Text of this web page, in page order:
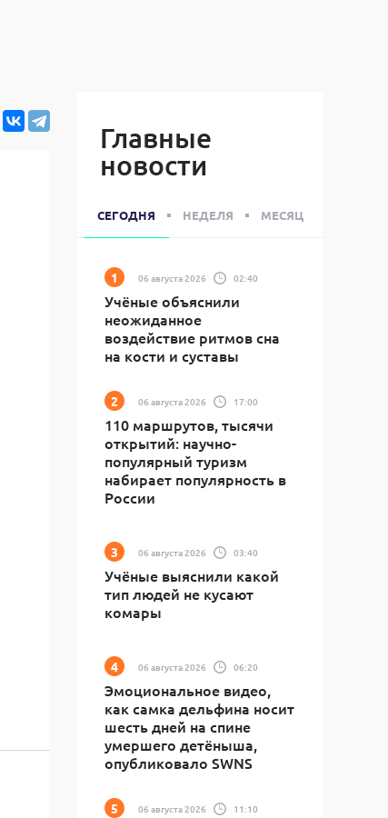
Главные
новости
СЕГОДНЯ НЕДЕЛЯ МЕСЯЦ
06 августа 2026 02:40
Учёные объяснили
неожиданное
воздействие ритмов сна
на кости и суставы
06 августа 2026 17:00
110 маршрутов, тысячи
открытий: научно-
популярный туризм
набирает популярность в
России
06 августа 2026 03:40
Учёные выяснили какой
тип людей не кусают
комары
06 августа 2026 06:20
Эмоциональное видео,
как самка дельфина носит
шесть дней на спине
умершего детёныша,
опубликовало SWNS
06 августа 2026 11:10